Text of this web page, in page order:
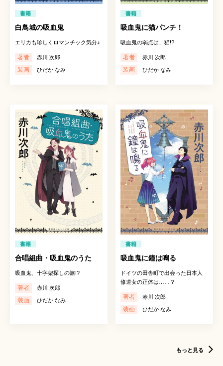
書籍
白鳥城の吸血鬼
エリカも珍しくロマンチック気分♪
著者 赤川 次郎
装画 ひだか なみ
書籍
吸血鬼に猫パンチ！
吸血鬼の弱点は、猫!?
著者 赤川 次郎
装画 ひだか なみ
書籍
合唱組曲・吸血鬼のうた
吸血鬼、十字架探しの旅!?
著者 赤川 次郎
装画 ひだか なみ
書籍
吸血鬼に鐘は鳴る
ドイツの田舎町で出会った日本人
修道女の正体は……？
著者 赤川 次郎
装画 ひだか なみ
もっと見る